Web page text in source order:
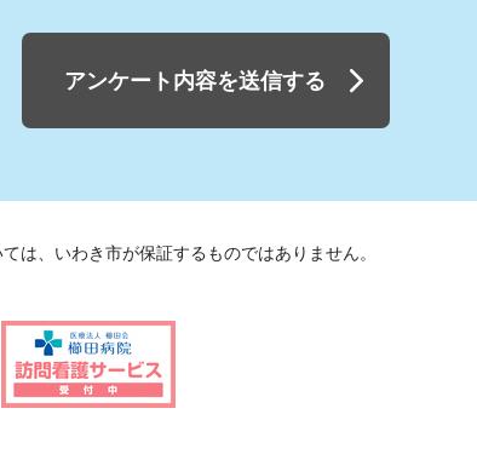
アンケート内容を送信する
は、いわき市が保証するものではありません。